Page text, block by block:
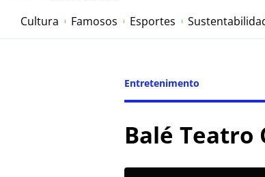
Cultura Famosos Esportes
Entretenimento
Balé Teatro